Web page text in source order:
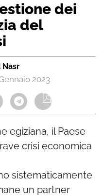
dei
del
Nasr
2023
egiziana, il Paese
crisi economica
sistematicamente
un partner